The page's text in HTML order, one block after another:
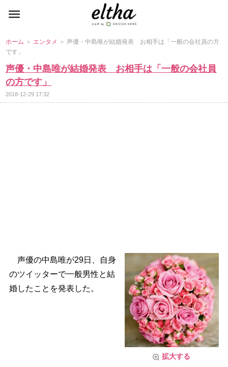
ホーム ＞ エンタメ ＞ 声優・中島唯が結婚発表 お相手は「一般の会社員の方
です」
声優・中島唯が結婚発表 お相手は「一般の会社員
の方です」
2018-12-29 17:32
拡大する
声優の中島唯が29日、自身
のツイッターで一般男性と結
婚したことを発表した。